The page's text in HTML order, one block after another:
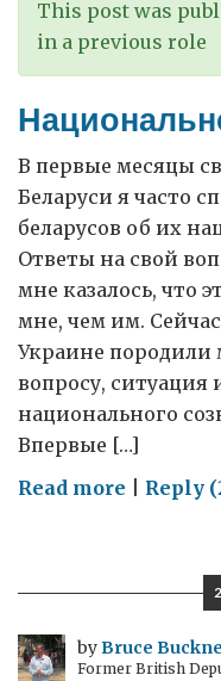
This post was
in a previous role
В первые месяцы
Беларуси я часто
беларусов об их
Ответы на свой
мне казалось, что
мне, чем им.
Украине породили
вопросу, ситуация
национального
Впервые […]
Read more onReply
byBruce
Former British